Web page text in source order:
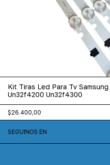
Kit Tiras Led Para Tv
Un32f4200 Un32f4300
$26.400,00
SEGUINOS EN